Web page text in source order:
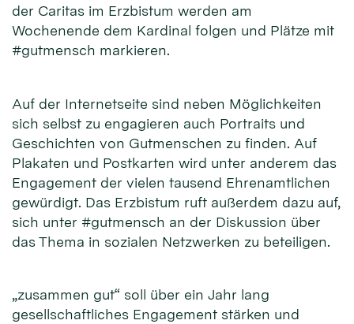
der Caritas im Erzbistum werden am
Wochenende dem Kardinal folgen und Plätze mit
#gutmensch markieren.
Auf der Internetseite sind neben Möglichkeiten
sich selbst zu engagieren auch Portraits und
Geschichten von Gutmenschen zu finden. Auf
Plakaten und Postkarten wird unter anderem das
Engagement der vielen tausend Ehrenamtlichen
gewürdigt. Das Erzbistum ruft außerdem dazu auf,
sich unter #gutmensch an der Diskussion über
das Thema in sozialen Netzwerken zu beteiligen.
„zusammen gut“ soll über ein Jahr lang
gesellschaftliches Engagement stärken und